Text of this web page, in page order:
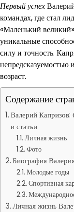
Первый успех
командах, где стал
«Маленький
уникальные
силу и точность.
возраст.
Содержание
Валерий Капризов:
и статьи
Личная жизнь
Фото
Биография
Молодые годы
Спортивная
Личная жизнь